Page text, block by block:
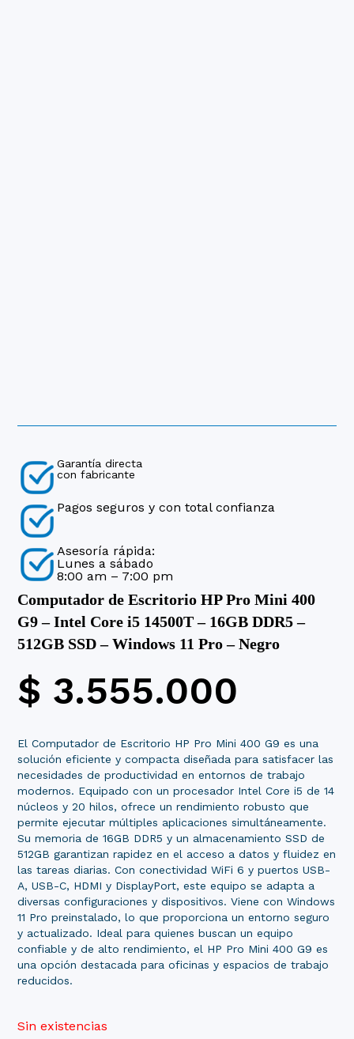
Garantía directa
con fabricante
Pagos seguros y con total confianza
Asesoría rápida:
Lunes a sábado
8:00 am – 7:00 pm
Computador de Escritorio HP Pro Mini 400
G9 – Intel Core i5 14500T – 16GB DDR5 –
512GB SSD – Windows 11 Pro – Negro
$ 3.555.000
El Computador de Escritorio HP Pro Mini 400 G9 es una
solución eficiente y compacta diseñada para satisfacer las
necesidades de productividad en entornos de trabajo
modernos. Equipado con un procesador Intel Core i5 de 14
núcleos y 20 hilos, ofrece un rendimiento robusto que
permite ejecutar múltiples aplicaciones simultáneamente.
Su memoria de 16GB DDR5 y un almacenamiento SSD de
512GB garantizan rapidez en el acceso a datos y fluidez en
las tareas diarias. Con conectividad WiFi 6 y puertos USB-
A, USB-C, HDMI y DisplayPort, este equipo se adapta a
diversas configuraciones y dispositivos. Viene con Windows
11 Pro preinstalado, lo que proporciona un entorno seguro
y actualizado. Ideal para quienes buscan un equipo
confiable y de alto rendimiento, el HP Pro Mini 400 G9 es
una opción destacada para oficinas y espacios de trabajo
reducidos.
Sin existencias